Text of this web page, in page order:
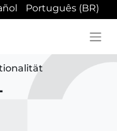
Português (BR)